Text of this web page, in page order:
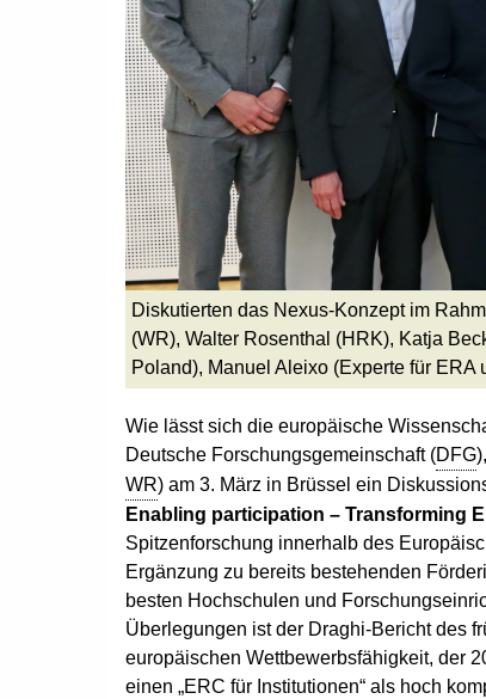
Diskutierten das Nexus-Konzept im
(WR), Walter Rosenthal (HRK), Katja
Poland), Manuel Aleixo (Experte für
Wie lässt sich die europäische
Deutsche Forschungsgemeinschaft (DFG
WR) am 3. März in Brüssel ein
Enabling participation – Transforming
Spitzenforschung innerhalb des
Ergänzung zu bereits bestehenden
besten Hochschulen und
Überlegungen ist der Draghi-Bericht des
europäischen Wettbewerbsfähigkeit, der
einen „ERC für Institutionen“ als hoch